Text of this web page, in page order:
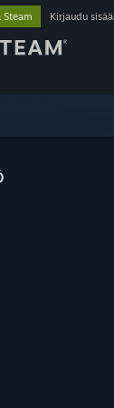
Steam Kirjaudu